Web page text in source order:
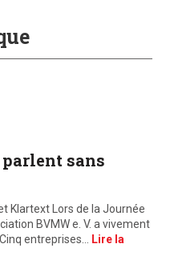
sans
Klartext Lors de la Journée
BVMW e. V. a vivement
entreprises… Lire la